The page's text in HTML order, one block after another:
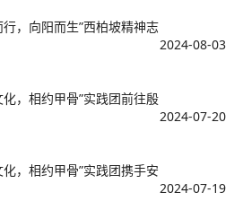
，向阳而生”西柏坡精神志
2024-08-03
，相约甲骨”实践团前往殷
2024-07-20
，相约甲骨”实践团携手安
2024-07-19